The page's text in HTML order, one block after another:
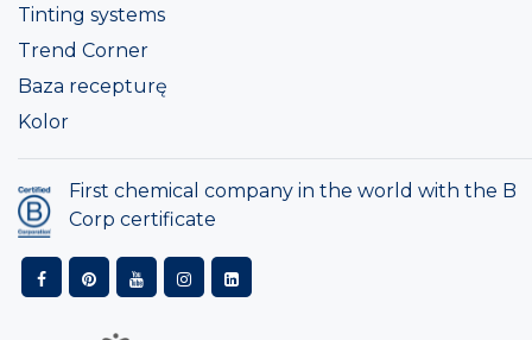
Tinting systems
Trend Corner
Baza recepturę
Kolor
First chemical company in the world with the B
Corp certificate